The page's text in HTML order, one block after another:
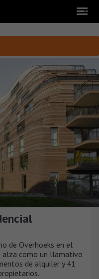
de Overhoeks en el
alza como un llamativo
de alquiler y 41